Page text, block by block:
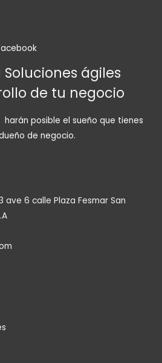
ágiles
de tu negocio
posible el sueño que tienes
de negocio.
ave 6 calle Plaza Fesmar San